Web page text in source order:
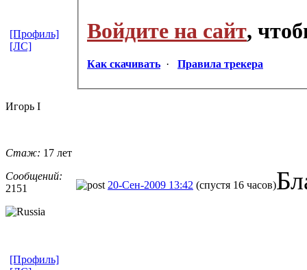
Войдите на сайт,
Как скачивать · Правила трекера
[Профиль]
[ЛС]
Игорь I
Стаж: 17 лет
Сообщений:
2151
20-Сен-2009 13:42 (спустя 16 часов)
[Профиль]